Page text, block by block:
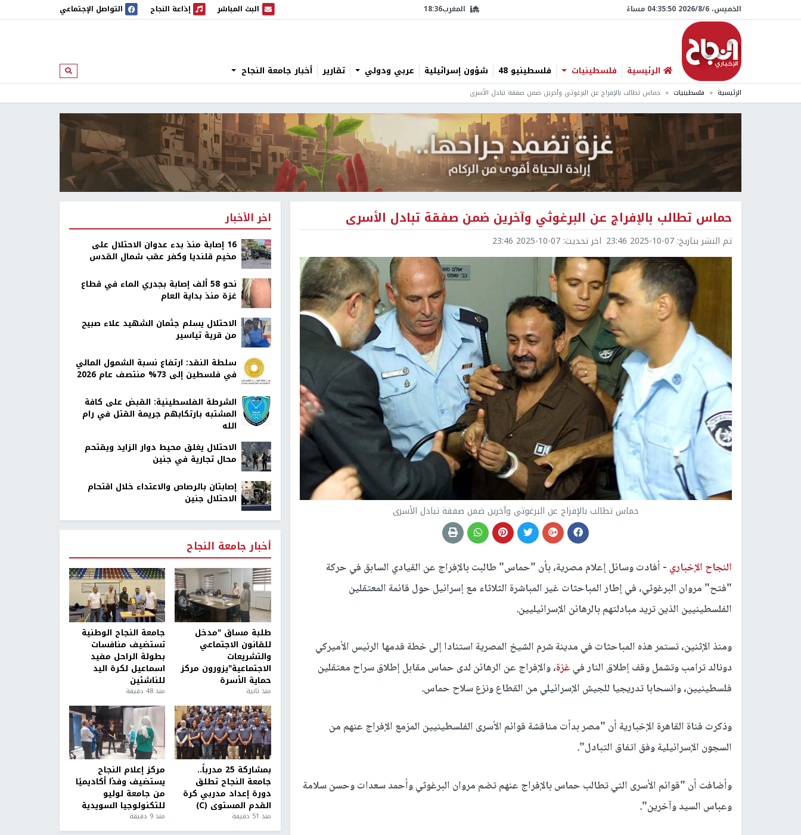
الخميس، 6/‏8/‏2026 04:35:51 مساءً المغرب18:36 البث المباشر
البث المباشر إذاعة النجاح
إذاعة النجاح التواصل الإجتماعي
الرئيسية فلسطينيات فلسطينيو 48 شؤون إسرائيلية عربي ودولي تقارير أخبار جامعة النجاح ابحث
الرئيسية فلسطينيات حماس تطالب بالإفراج عن البرغوثي وآخرين ضمن صفقة تبادل الأسرى
حماس تطالب بالإفراج عن البرغوثي وآخرين ضمن صفقة تبادل الأسرى
تم النشر بتاريخ: 2025-10-07 23:46 اخر تحديث: 2025-10-07 23:46
حماس تطالب بالإفراج عن البرغوثي وآخرين ضمن صفقة تبادل الأسرى
النجاح الإخباري - أفادت وسائل إعلام مصرية، بأن "حماس" طالبت بالإفراج عن القيادي السابق في حركة
"فتح" مروان البرغوثي، في إطار المباحثات غير المباشرة الثلاثاء مع إسرائيل حول قائمة المعتقلين
الفلسطينيين الذين تريد مبادلتهم بالرهائن الإسرائيليين.
ومنذ الإثنين، تستمر هذه المباحثات في مدينة شرم الشيخ المصرية استنادا إلى خطة قدمها الرئيس الأميركي
دونالد ترامب وتشمل وقف إطلاق النار في غزة، والإفراج عن الرهائن لدى حماس مقابل إطلاق سراح معتقلين
فلسطينيين، وانسحابا تدريجيا للجيش الإسرائيلي من القطاع ونزع سلاح حماس.
وذكرت قناة القاهرة الإخبارية أن "مصر بدأت مناقشة قوائم الأسرى الفلسطينيين المزمع الإفراج عنهم من
السجون الإسرائيلية وفق اتفاق التبادل".
وأضافت أن "قوائم الأسرى التي تطالب حماس بالإفراج عنهم تضم مروان البرغوثي وأحمد سعدات وحسن سلامة
وعباس السيد وآخرين".
اخر الأخبار
16 إصابة منذ بدء عدوان الاحتلال على
مخيم قلنديا وكفر عقب شمال القدس
نحو 58 ألف إصابة بجدري الماء في قطاع
غزة منذ بداية العام
الاحتلال يسلم جثمان الشهيد علاء صبيح
من قرية تياسير
سلطة النقد: ارتفاع نسبة الشمول المالي
في فلسطين إلى 73% منتصف عام 2026
الشرطة الفلسطينية: القبض على كافة
المشتبه بارتكابهم جريمة القتل في رام
الله
الاحتلال يغلق محيط دوار الزايد ويقتحم
محال تجارية في جنين
إصابتان بالرصاص والاعتداء خلال اقتحام
الاحتلال جنين
أخبار جامعة النجاح
طلبة مساق "مدخل
للقانون الاجتماعي
والتشريعات
الاجتماعية"يزورون مركز
حماية الأسرة
منذ ثانية
جامعة النجاح الوطنية
تستضيف منافسات
بطولة الراحل مفيد
اسماعيل لكرة اليد
للناشئين
منذ 48 دقيقة
بمشاركة 25 مدرباً..
جامعة النجاح تطلق
دورة إعداد مدربي كرة
القدم المستوى (C)
منذ 51 دقيقة
مركز إعلام النجاح
يستضيف وفدًا أكاديميًا
من جامعة لوليو
للتكنولوجيا السويدية
منذ 9 دقيقة